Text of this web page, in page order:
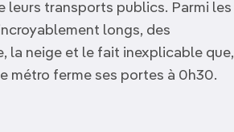
leurs transports publics. Parmi les
longs, des
la neige et le fait inexplicable que,
métro ferme ses portes à 0h30.